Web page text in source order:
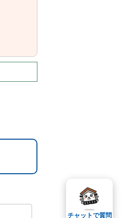
チャットで質問